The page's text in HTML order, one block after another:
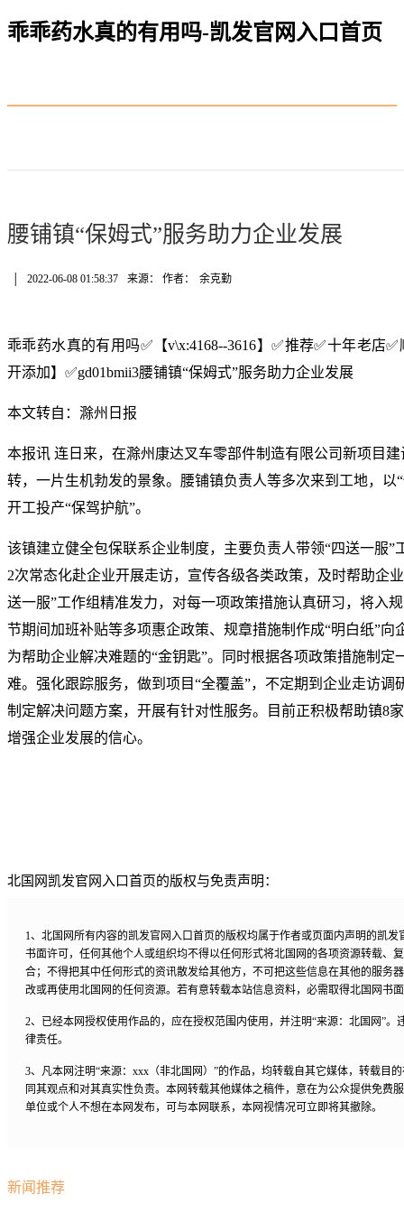
乖乖药水真的有用吗-凯发官网入口首页
腰铺镇“保姆式”服务助力企业发展
2022-06-08 01:58:37 来源： 作者： 余克勤
乖乖药水真的有用吗✅【v\x:4168--3616】✅推荐✅十年老店
开添加】✅gd01bmii3腰铺镇“保姆式”服务助力企业发展
本文转自：滁州日报
本报讯 连日来，在滁州康达叉车零部件制造有限公司新项目
转，一片生机勃发的景象。腰铺镇负责人等多次来到工地，以
开工投产“保驾护航”。
该镇建立健全包保联系企业制度，主要负责人带领“四送一服”
2次常态化赴企业开展走访，宣传各级各类政策，及时帮助企
送一服”工作组精准发力，对每一项政策措施认真研习，将入
节期间加班补贴等多项惠企政策、规章措施制作成“明白纸”向
为帮助企业解决难题的“金钥匙”。同时根据各项政策措施制定
难。强化跟踪服务，做到项目“全覆盖”，不定期到企业走访调
制定解决问题方案，开展有针对性服务。目前正积极帮助镇8
增强企业发展的信心。
北国网凯发官网入口首页的版权与免责声明：
1、北国网所有内容的凯发官网入口首页的版权均属于作者或页面内声明的凯
书面许可，任何其他个人或组织均不得以任何形式将北国网的各项资源转载、
合；不得把其中任何形式的资讯散发给其他方，不可把这些信息在其他的服务
改或再使用北国网的任何资源。若有意转载本站信息资料，必需取得北国网书
2、已经本网授权使用作品的，应在授权范围内使用，并注明“来源：北国网”
律责任。
3、凡本网注明“来源：xxx（非北国网）”的作品，均转载自其它媒体，转载目
同其观点和对其真实性负责。本网转载其他媒体之稿件，意在为公众提供免费
单位或个人不想在本网发布，可与本网联系，本网视情况可立即将其撤除。
新闻推荐